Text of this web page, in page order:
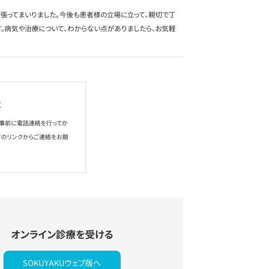
てまいりました。今後も患者様の立場に立って、親切で丁
気や治療について、わからない点がありましたら、お気軽
前に電話連絡を行ってか
リンクからご連絡をお願
オンライン診療を受ける
SOKUYAKUウェブ版へ